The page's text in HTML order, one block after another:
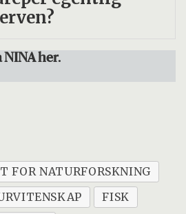
her.
FOR NATURFORSKNING
FISK